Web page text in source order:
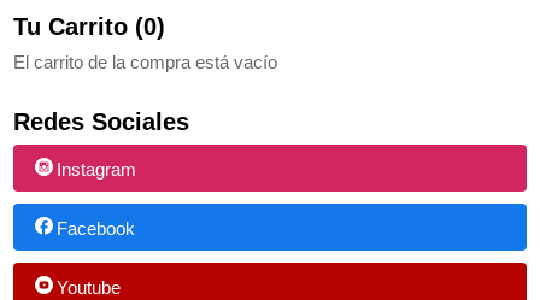
Tu Carrito (0)
El carrito de la compra está vacío
Redes Sociales
Instagram
Facebook
Youtube